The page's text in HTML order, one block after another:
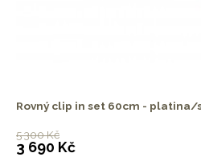
Rovný clip in set 60cm - platina/
5 300 Kč
3 690 Kč